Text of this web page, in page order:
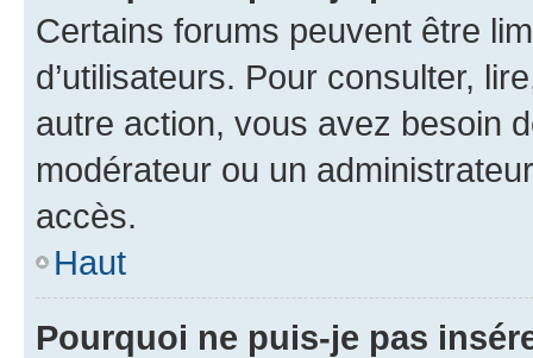
Certains forums peuvent être
d’utilisateurs. Pour consulter,
autre action, vous avez besoin
modérateur ou un
accès.
Haut
Pourquoi ne puis-je pas